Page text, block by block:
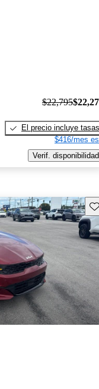
$22,795
El precio incluye tasas
$416/mes
Verif. disponibilidad